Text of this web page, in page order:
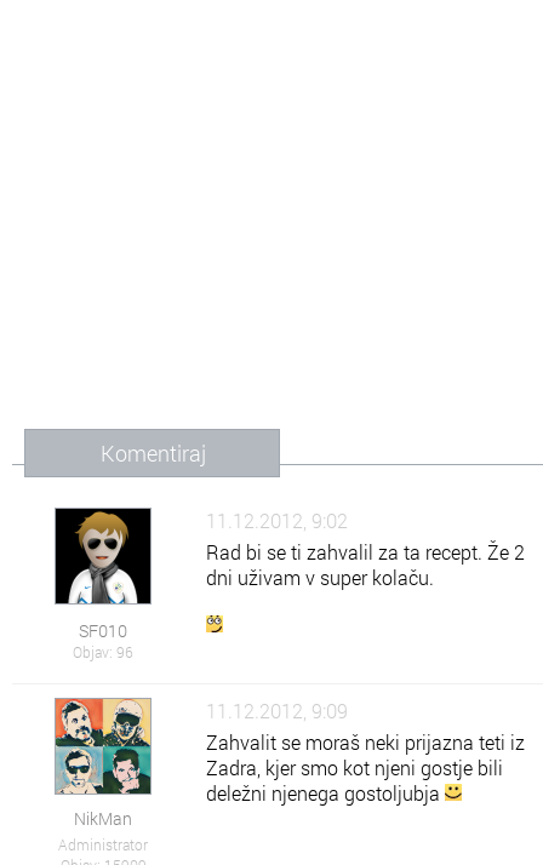
Komentiraj
SF010
Objav: 96
11.12.2012, 9:02
Rad bi se ti zahvalil za ta recept. Že 2
dni uživam v super kolaču.
NikMan
Administrator
11.12.2012, 9:09
Zahvalit se moraš neki prijazna teti iz
Zadra, kjer smo kot njeni gostje bili
deležni njenega gostoljubja